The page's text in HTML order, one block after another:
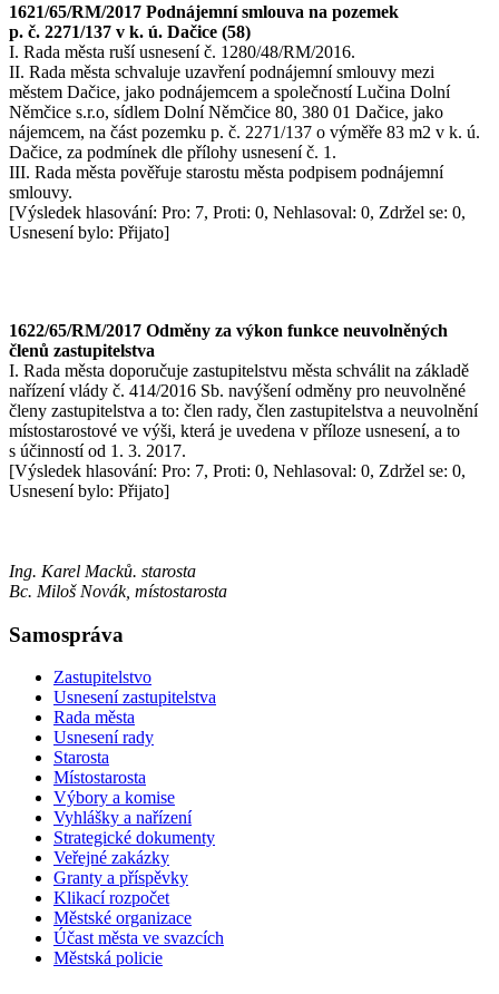
1621/65/RM/2017 Podnájemní smlouva na pozemek
p. č. 2271/137 v k. ú. Dačice (58)
I. Rada města ruší usnesení č. 1280/48/RM/2016.
II. Rada města schvaluje uzavření podnájemní smlouvy mezi
městem Dačice, jako podnájemcem a společností Lučina Dolní
Němčice s.r.o, sídlem Dolní Němčice 80, 380 01 Dačice, jako
nájemcem, na část pozemku p. č. 2271/137 o výměře 83 m2 v k. ú.
Dačice, za podmínek dle přílohy usnesení č. 1.
III. Rada města pověřuje starostu města podpisem podnájemní
smlouvy.
[Výsledek hlasování: Pro: 7, Proti: 0, Nehlasoval: 0, Zdržel se: 0,
Usnesení bylo: Přijato]
1622/65/RM/2017 Odměny za výkon funkce neuvolněných
členů zastupitelstva
I. Rada města doporučuje zastupitelstvu města schválit na základě
nařízení vlády č. 414/2016 Sb. navýšení odměny pro neuvolněné
členy zastupitelstva a to: člen rady, člen zastupitelstva a neuvolnění
místostarostové ve výši, která je uvedena v příloze usnesení, a to
s účinností od 1. 3. 2017.
[Výsledek hlasování: Pro: 7, Proti: 0, Nehlasoval: 0, Zdržel se: 0,
Usnesení bylo: Přijato]
Ing. Karel Macků. starosta
Bc. Miloš Novák, místostarosta
Samospráva
Zastupitelstvo
Usnesení zastupitelstva
Rada města
Usnesení rady
Starosta
Místostarosta
Výbory a komise
Vyhlášky a nařízení
Strategické dokumenty
Veřejné zakázky
Granty a příspěvky
Klikací rozpočet
Městské organizace
Účast města ve svazcích
Městská policie